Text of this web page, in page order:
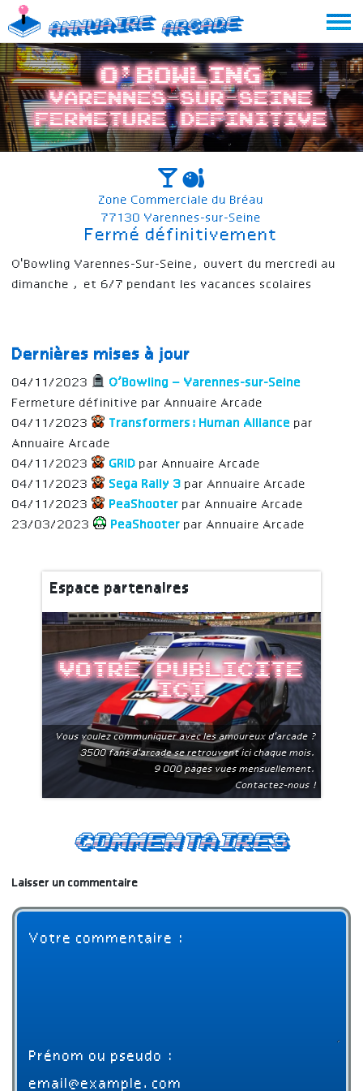
Skip
to
content
Annuaire Arcade
O’Bowling
Varennes-sur-Seine
Fermeture definitive
Zone Commerciale du Bréau
77130 Varennes-sur-Seine
Fermé définitivement
O'Bowling Varennes-Sur-Seine, ouvert du mercredi au
dimanche , et 6/7 pendant les vacances scolaires
Dernières mises à jour
04/11/2023
O’Bowling – Varennes-sur-Seine
Fermeture définitive par Annuaire Arcade
04/11/2023
Transformers: Human Alliance par
Annuaire Arcade
04/11/2023
GRID par Annuaire Arcade
04/11/2023
Sega Rally 3 par Annuaire Arcade
04/11/2023
PeaShooter par Annuaire Arcade
23/03/2023
PeaShooter par Annuaire Arcade
Espace partenaires
Votre publicite
ici
Vous voulez communiquer avec les amoureux d'arcade ?
3500 fans d'arcade se retrouvent ici chaque mois.
9 000 pages vues mensuellement.
Contactez-nous !
Commentaires
Laisser un commentaire